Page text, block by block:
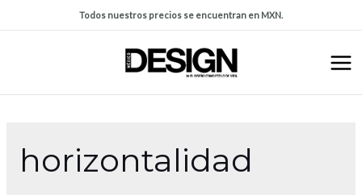
Todos nuestros precios se encuentran en MXN.
horizontalidad